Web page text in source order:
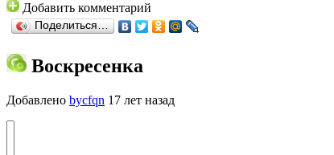
Добавить комментарий
Поделиться…
Воскресенка
Добавлено bycfqn 17 лет назад